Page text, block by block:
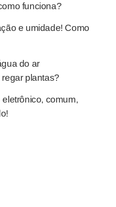
funciona?
e umidade! Como
do ar
plantas?
comum,